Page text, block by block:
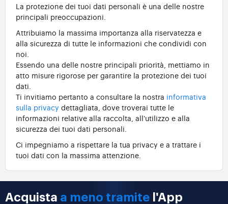
La protezione dei tuoi dati personali è una delle nostre
principali preoccupazioni.
Attribuiamo la massima importanza alla riservatezza e
alla sicurezza di tutte le informazioni che condividi con
noi.
Essendo una delle nostre principali priorità, mettiamo in
atto misure rigorose per garantire la protezione dei tuoi
dati.
Ti invitiamo pertanto a consultare la nostra informativa
sulla privacy dettagliata, dove troverai tutte le
informazioni relative alla raccolta, all'utilizzo e alla
sicurezza dei tuoi dati personali.
Ci impegniamo a rispettare la tua privacy e a trattare i
tuoi dati con la massima attenzione.
Acquista a meno tramite l'App